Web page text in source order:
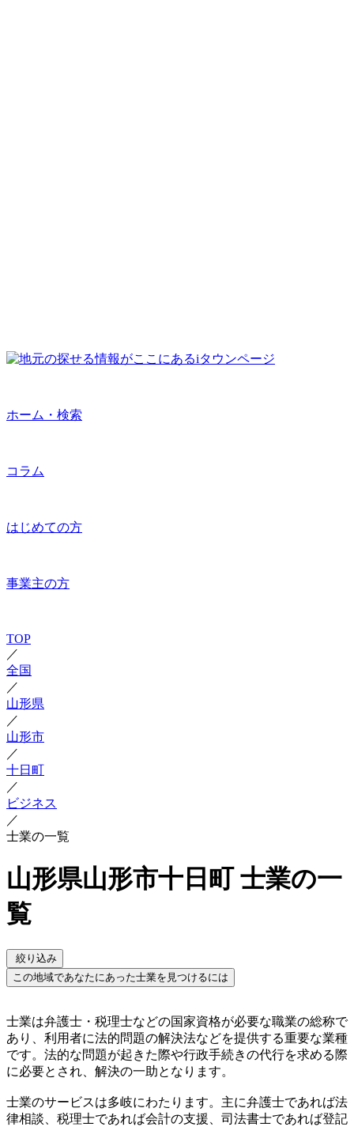
ホーム・検索
コラム
はじめての方
事業主の方
TOP
／
全国
／
山形県
／
山形市
／
十日町
／
ビジネス
／
士業の一覧
山形県山形市十日町 士業の一
覧
絞り込み
この地域であなたにあった士業を見つけるには
士業は弁護士・税理士などの国家資格が必要な職業の総称で
あり、利用者に法的問題の解決法などを提供する重要な業種
です。法的な問題が起きた際や行政手続きの代行を求める際
に必要とされ、解決の一助となります。
士業のサービスは多岐にわたります。主に弁護士であれば法
律相談、税理士であれば会計の支援、司法書士であれば登記